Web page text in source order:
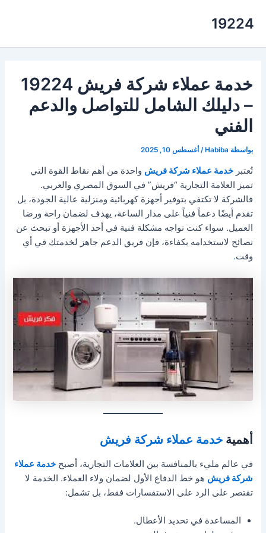
19224
خدمة عملاء شركة فريش 19224
– دليلك الشامل للتواصل والدعم
الفني
بواسطة Habiba
/أغسطس 10, 2025
تُعتبرخدمة عملاء شركة فريش واحدة من أهم نقاط القوة التي
تميز العلامة التجارية “فريش” في السوق المصري والعربي.
فالشركة لا تكتفي بتوفير أجهزة كهربائية ومنزلية عالية الجودة، بل
تقدم أيضًا دعماً فنياً على مدار الساعة، يهدف لضمان راحة ورضا
العميل. سواء كنت تواجه مشكلة فنية في أحد الأجهزة أو تبحث عن
نصائح لاستخدامه بكفاءة، فإن فريق الدعم جاهز لخدمتك في أي
وقت.
أهميةخدمة عملاء شركة فريش
في عالم مليء بالمنافسة بين العلامات التجارية، أصبحخدمة عملاء
شركة فريش هو خط الدفاع الأول لضمان ولاء العملاء. الخدمة لا
تقتصر على الرد على الاستفسارات فقط، بل تشمل:
المساعدة في تحديد الأعطال.